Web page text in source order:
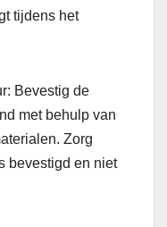
tijdens het
Bevestig de
met behulp van
Zorg
bevestigd en niet